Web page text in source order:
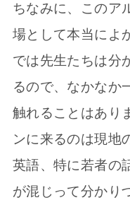
ちなみに、このア
場として本当によ
では先生たちは分
るので、なかなか
触れることはあり
ンに来るのは現地
英語、特に若者の
が混じって分かり